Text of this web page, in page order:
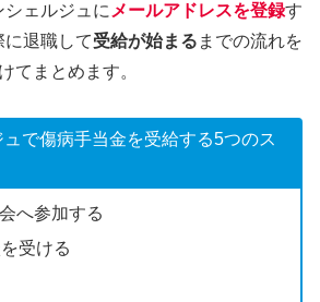
ェルジュに メールアドレスを登録す
に退職して受給が始まる までの流れを
てまとめます。
で傷病手当金を受給する5つのス
へ参加する
受ける